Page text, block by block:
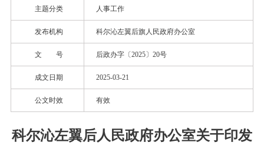
主题分类 人事工作
发布机构 科尔沁左翼后旗人民政府办公室
文 号 后政办字〔2025〕20号
成文日期 2025-03-21
公文时效 有效
科尔沁左翼后人民政府办公室关于印发